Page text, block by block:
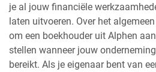
je al jouw financiële
laten uitvoeren. Over het
om een boekhouder uit Alphen
stellen wanneer jouw
bereikt. Als je eigenaar bent van